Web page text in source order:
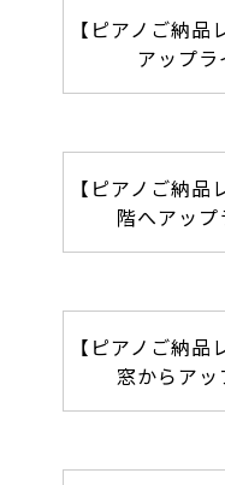
【ピアノご納
アップ
【ピアノご納
階へアッ
【ピアノご納
窓からア